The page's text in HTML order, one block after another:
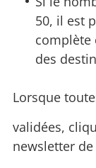
50, il est
complète
des
Lorsque
validées,
newsletter